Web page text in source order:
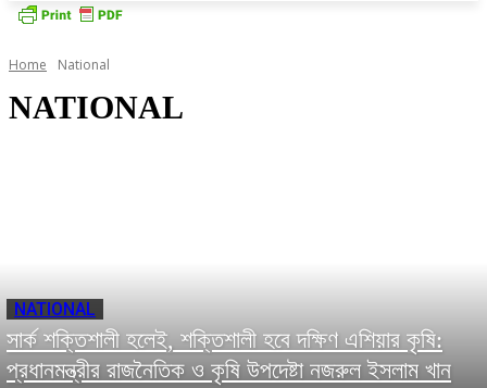
Home National
NATIONAL
NATIONAL
সার্ক শক্তিশালী হলেই, শক্তিশালী হবে দক্ষিণ এশিয়ার কৃষি:
প্রধানমন্ত্রীর রাজনৈতিক ও কৃষি উপদেষ্টা নজরুল ইসলাম খান